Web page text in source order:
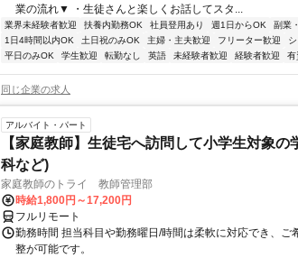
業の流れ▼ ・生徒さんと楽しくお話してスタ...
業界未経験者歓迎 扶養内勤務OK 社員登用あり 週1日からOK
副業
1日4時間以内OK
土日祝のみOK 主婦・主夫歓迎 フリーター歓迎
平日のみOK
学生歓迎 転勤なし 英語 未経験者歓迎 経験者歓迎 有
同じ企業の求人
アルバイト・パート
【家庭教師】生徒宅へ訪問して小学生対象
科など)
家庭教師のトライ 教師管理部
時給1,800円～17,200円
フルリモート
勤務時間 担当科目や勤務曜日/時間は柔軟に対応でき、ご
整が可能です。